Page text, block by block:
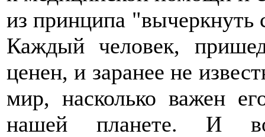
из принципа "вычеркнуть
Каждый человек,
ценен, и заранее не
мир, насколько важен
нашей планете. И